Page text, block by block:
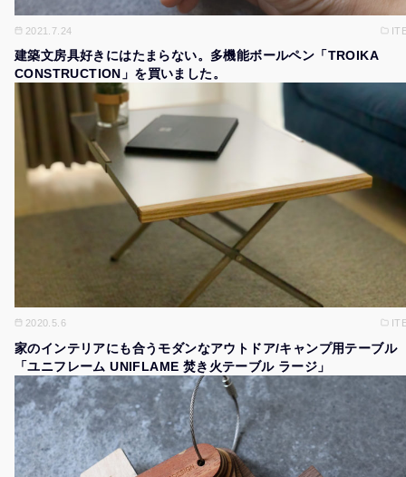
2021.7.24
建築文房具好きにはたまらない。多機能ボールペン「TROIKA
CONSTRUCTION」を買いました。
2020.5.6
家のインテリアにも合うモダンなアウトドア/キャンプ用テーブル
「ユニフレーム UNIFLAME 焚き火テーブル ラージ」